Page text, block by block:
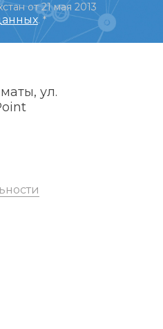
от 21 мая 2013
. *
ул.